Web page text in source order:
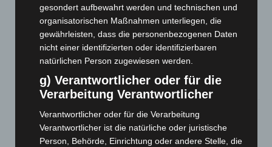
Niedersachsen: Feuerwehrkräfte kehren nach
Waldbrandeinsatz aus Spanien zurück
7. August 2026
Hannover: Erste Tigermücken-Population in Niedersachsen
7. August 2026
Brand im „Haus der Begegnung“ in Neuwarmbüchen schnell
eingedämmt
6. August 2026
gesondert aufbewahrt werden und technischen und
organisatorischen Maßnahmen unterliegen, die
gewährleisten, dass die personenbezogenen Daten
nicht einer identifizierten oder identifizierbaren
natürlichen Person zugewiesen werden.
g) Verantwortlicher oder für die
Verarbeitung Verantwortlicher
Verantwortlicher oder für die Verarbeitung
Verantwortlicher ist die natürliche oder juristische
Person, Behörde, Einrichtung oder andere Stelle, die